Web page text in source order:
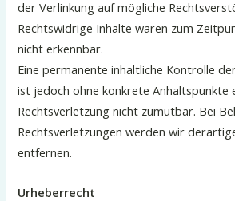
der Verlinkung auf mögliche
Rechtswidrige Inhalte waren zum
nicht erkennbar.
Eine permanente inhaltliche Kontrolle
ist jedoch ohne konkrete Anhaltspunkte
Rechtsverletzung nicht zumutbar. Bei
Rechtsverletzungen werden wir
entfernen.
Urheberrecht